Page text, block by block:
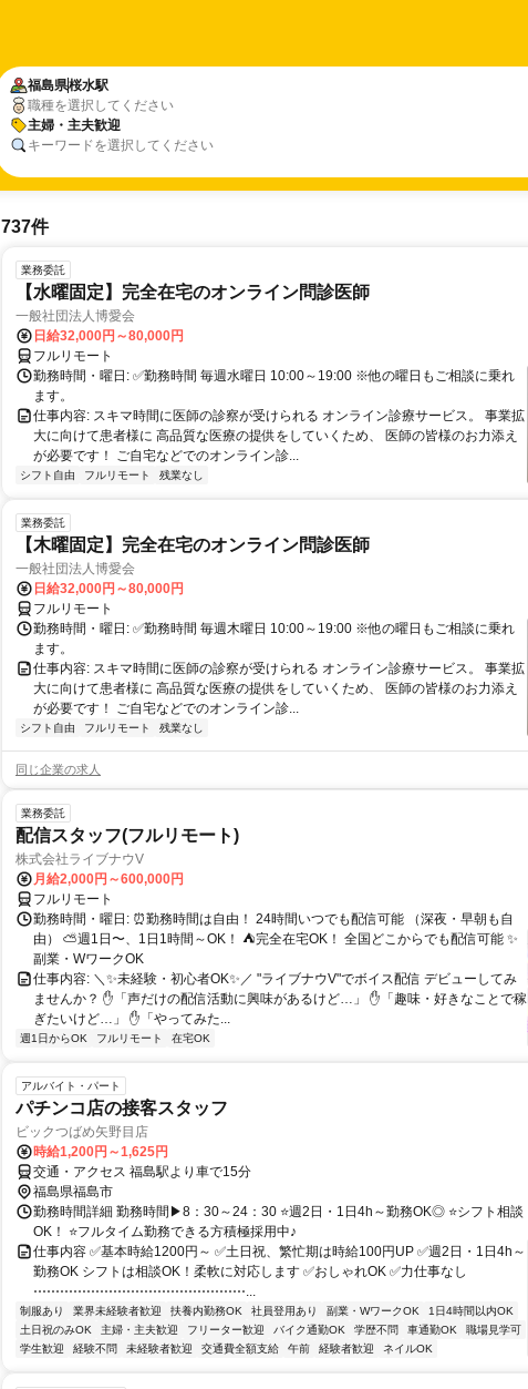
福島県桜水駅
職種を選択してください
主婦・主夫歓迎
キーワードを選択してください
737件
業務委託
【水曜固定】完全在宅のオンライン問診医師
一般社団法人博愛会
日給32,000円～80,000円
フルリモート
勤務時間・曜日: ✅勤務時間 毎週水曜日 10:00～19:00 ※他の曜日もご相談に乗れ
ます。
仕事内容: スキマ時間に医師の診察が受けられる オンライン診療サービス。 事業拡
大に向けて患者様に 高品質な医療の提供をしていくため、 医師の皆様のお力添え
が必要です！ ご自宅などでのオンライン診...
シフト自由 フルリモート 残業なし
業務委託
【木曜固定】完全在宅のオンライン問診医師
一般社団法人博愛会
日給32,000円～80,000円
フルリモート
勤務時間・曜日: ✅勤務時間 毎週木曜日 10:00～19:00 ※他の曜日もご相談に乗れ
ます。
仕事内容: スキマ時間に医師の診察が受けられる オンライン診療サービス。 事業拡
大に向けて患者様に 高品質な医療の提供をしていくため、 医師の皆様のお力添え
が必要です！ ご自宅などでのオンライン診...
シフト自由 フルリモート 残業なし
同じ企業の求人
業務委託
配信スタッフ(フルリモート)
株式会社ライブナウV
月給2,000円～600,000円
フルリモート
勤務時間・曜日: ⏰勤務時間は自由！ 24時間いつでも配信可能 （深夜・早朝も自
由） ⛅週1日〜、1日1時間～OK！ ⛺完全在宅OK！ 全国どこからでも配信可能 ✨
副業・WワークOK
仕事内容: ＼✨未経験・初心者OK✨／ "ライブナウV"でボイス配信 デビューしてみ
ませんか？ ✋「声だけの配信活動に興味があるけど…」 ✋「趣味・好きなことで稼
ぎたいけど…」 ✋「やってみた...
週1日からOK フルリモート 在宅OK
アルバイト・パート
パチンコ店の接客スタッフ
ビックつばめ矢野目店
時給1,200円～1,625円
交通・アクセス 福島駅より車で15分
福島県福島市
勤務時間詳細 勤務時間▶8：30～24：30 ⭐週2日・1日4h～勤務OK◎ ⭐シフト相談
OK！ ⭐フルタイム勤務できる方積極採用中♪
仕事内容 ✅基本時給1200円～ ✅土日祝、繁忙期は時給100円UP ✅週2日・1日4h～
勤務OK シフトは相談OK！柔軟に対応します ✅おしゃれOK ✅力仕事なし
⋯⋯⋯⋯⋯⋯⋯⋯⋯⋯⋯⋯⋯⋯⋯⋯...
制服あり 業界未経験者歓迎 扶養内勤務OK 社員登用あり 副業・WワークOK
1日4時間以内OK
土日祝のみOK
主婦・主夫歓迎 フリーター歓迎 バイク通勤OK 学歴不問 車通勤OK
職場見学可
学生歓迎
経験不問 未経験者歓迎 交通費全額支給 午前 経験者歓迎 ネイルOK